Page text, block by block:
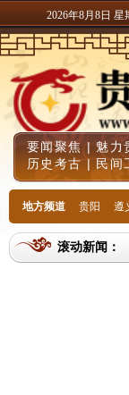
2026年8月8日
要闻聚焦| 魅力
历史考古 | 民间
地方频道 贵阳 遵
滚动新闻：